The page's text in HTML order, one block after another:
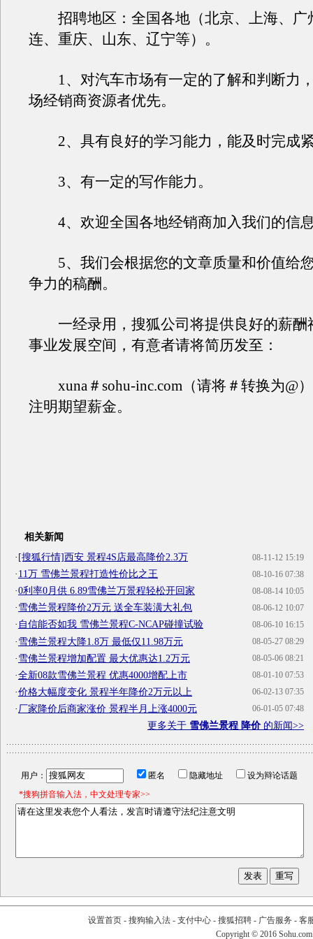
招聘地区：全国各地（北京、上海、广
连、重庆、山东、辽宁等）。
1、对汽车市场有一定的了解和判断力
场经销商资源者优先。
2、具有良好的学习能力，能及时完成
3、有一定的写作能力。
4、欢迎全国各地经销商加入我们的信
5、我们会根据您的文章质量和价值给
争力的稿酬。
一经录用，搜狐公司将提供良好的薪酬
事业发展空间，有意者请将简历发至：
xuna＃sohu-inc.com（请将＃转换为@
注明期望薪金。
相关新闻
08-11-12 15:19
· [搜狐行情]西安 景程4S店最高降价2.3万
08-10-16 07:38
· 11万 雪佛兰景程打造性价比之王
08-08-14 10:05
·0利率0月供 6.89雪佛兰万景程轻松开回家
08-06-12 10:07
· 雪佛兰景程降价2万元 送全车装潢大礼包
08-06-10 16:15
· 自信能否如我 雪佛兰景程C-NCAP碰撞试验
08-05-27 08:29
·雪佛兰景程大降1.8万 最低仅11.98万元
08-05-06 08:21
·雪佛兰景程增加配置 最大优惠达1.2万元
08-01-10 07:53
·全新08款雪佛兰景程 优惠4000增配上市
06-02-13 07:35
·价格大幅度变化 景程半年降价2万元以上
06-01-05 07:48
·厂家降价后商家涨价 景程半月上涨4000元
更多关于 雪佛兰景程 降价的新闻>>
用户： 匿名 隐藏地址
设为辩论话题
*搜狗拼音输入法，中文处理专家>>
设置首页- 搜狗输入法- 支付中心- 搜狐招聘- 广告服务 - 客
Copyright © 2016